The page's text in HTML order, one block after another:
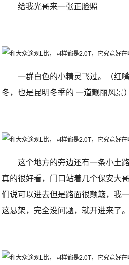
给我光哥来一张正脸照
一群白色的小精灵飞过。（红
冬，也是昆明冬季的 一道靓丽风景）
这个地方的旁边还有一条小土
真的很好看，门口站着几个保安大
们说可以进去但是路面很颠簸，我
这悬架，完全没问题，就开进来了。